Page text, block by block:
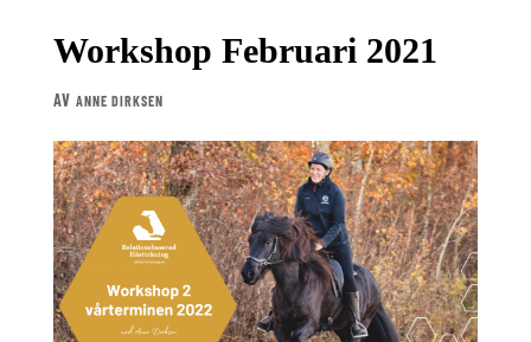
Workshop Februari 2021
AV ANNE DIRKSEN